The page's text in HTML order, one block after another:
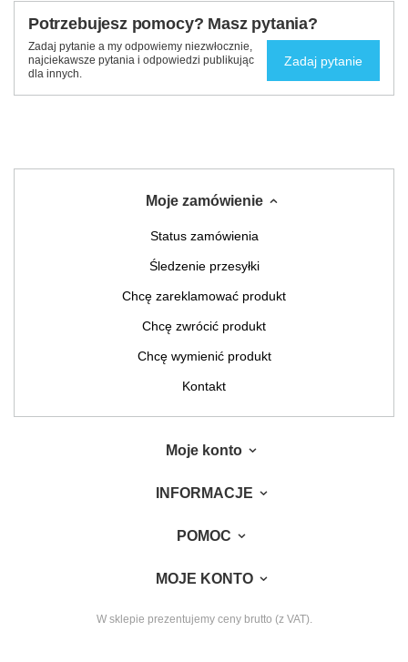
Potrzebujesz pomocy? Masz pytania?
Zadaj pytanie a my odpowiemy niezwłocznie,
najciekawsze pytania i odpowiedzi publikując
dla innych.
Zadaj pytanie
Moje zamówienie
Status zamówienia
Śledzenie przesyłki
Chcę zareklamować produkt
Chcę zwrócić produkt
Chcę wymienić produkt
Kontakt
Moje konto
INFORMACJE
POMOC
MOJE KONTO
W sklepie prezentujemy ceny brutto (z VAT).